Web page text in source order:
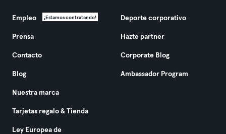
Empleo ¡Estamos contratando!
Prensa
Contacto
Blog
Nuestra marca
Tarjetas regalo & Tienda
Ley Europea de
Deporte corporativo
Hazte partner
Corporate Blog
Ambassador Program